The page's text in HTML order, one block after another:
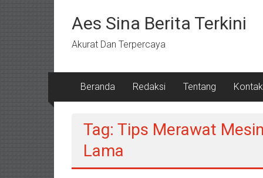
kontenAes Sina Berita Terkini
Akurat Dan Terpercaya
Beranda Redaksi Tentang Kontak
Tag: Tips Merawat
Lama